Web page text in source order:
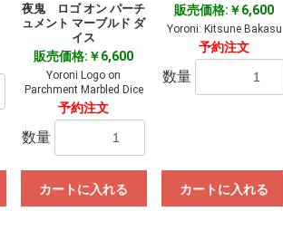
夜鬼 ロゴ オン パーチ
ュメント マーブルド ダ
イス
販売価格:￥6,600
Yoroni Logo on
Parchment Marbled Dice
予約注文
数量
カートに入れる
販売価格:￥6,600
Yoroni: Kitsune Bakasu
予約注文
数量
カートに入れる